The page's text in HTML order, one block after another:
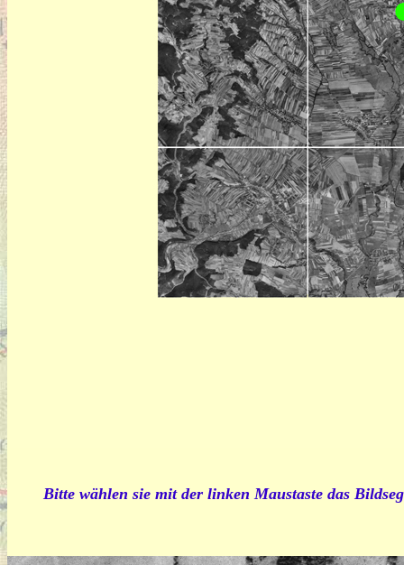
Bitte wählen sie mit der linken Maustaste das